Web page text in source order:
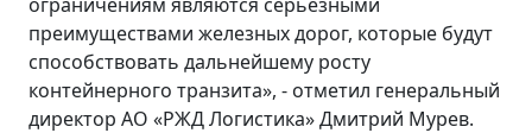
преимуществами железных дорог, которые будут
способствовать дальнейшему росту
контейнерного транзита», - отметил генеральный
директор АО «РЖД Логистика» Дмитрий Мурев.